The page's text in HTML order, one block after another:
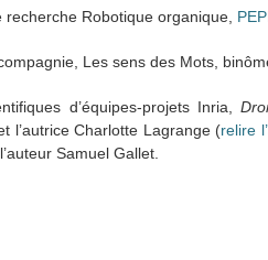
Robotique organique,
Les sens des Mots,
d’équipes-projets Inria,
l’autrice Charlotte Lagrange (relire
Samuel Gallet.